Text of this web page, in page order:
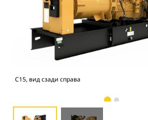
C15, вид сзади справа